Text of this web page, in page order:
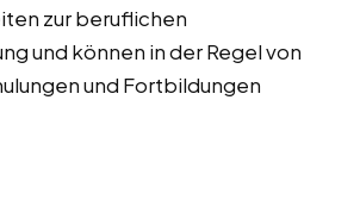
zur beruflichen
und können in der Regel von
und Fortbildungen